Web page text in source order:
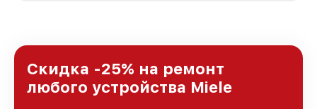
Санкт-Петербурге, постоянно повышая
уровень доверия и лояльности наших
клиентов.
Скидка -25% на ремонт
любого устройства Miele